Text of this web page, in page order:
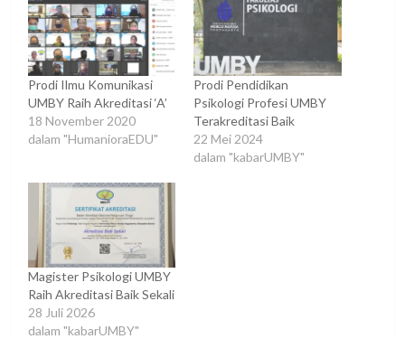
Prodi Ilmu Komunikasi
UMBY Raih Akreditasi ‘A’
18 November 2020
dalam "HumanioraEDU"
Prodi Pendidikan
Psikologi Profesi UMBY
Terakreditasi Baik
22 Mei 2024
dalam "kabarUMBY"
Magister Psikologi UMBY
Raih Akreditasi Baik Sekali
28 Juli 2026
dalam "kabarUMBY"